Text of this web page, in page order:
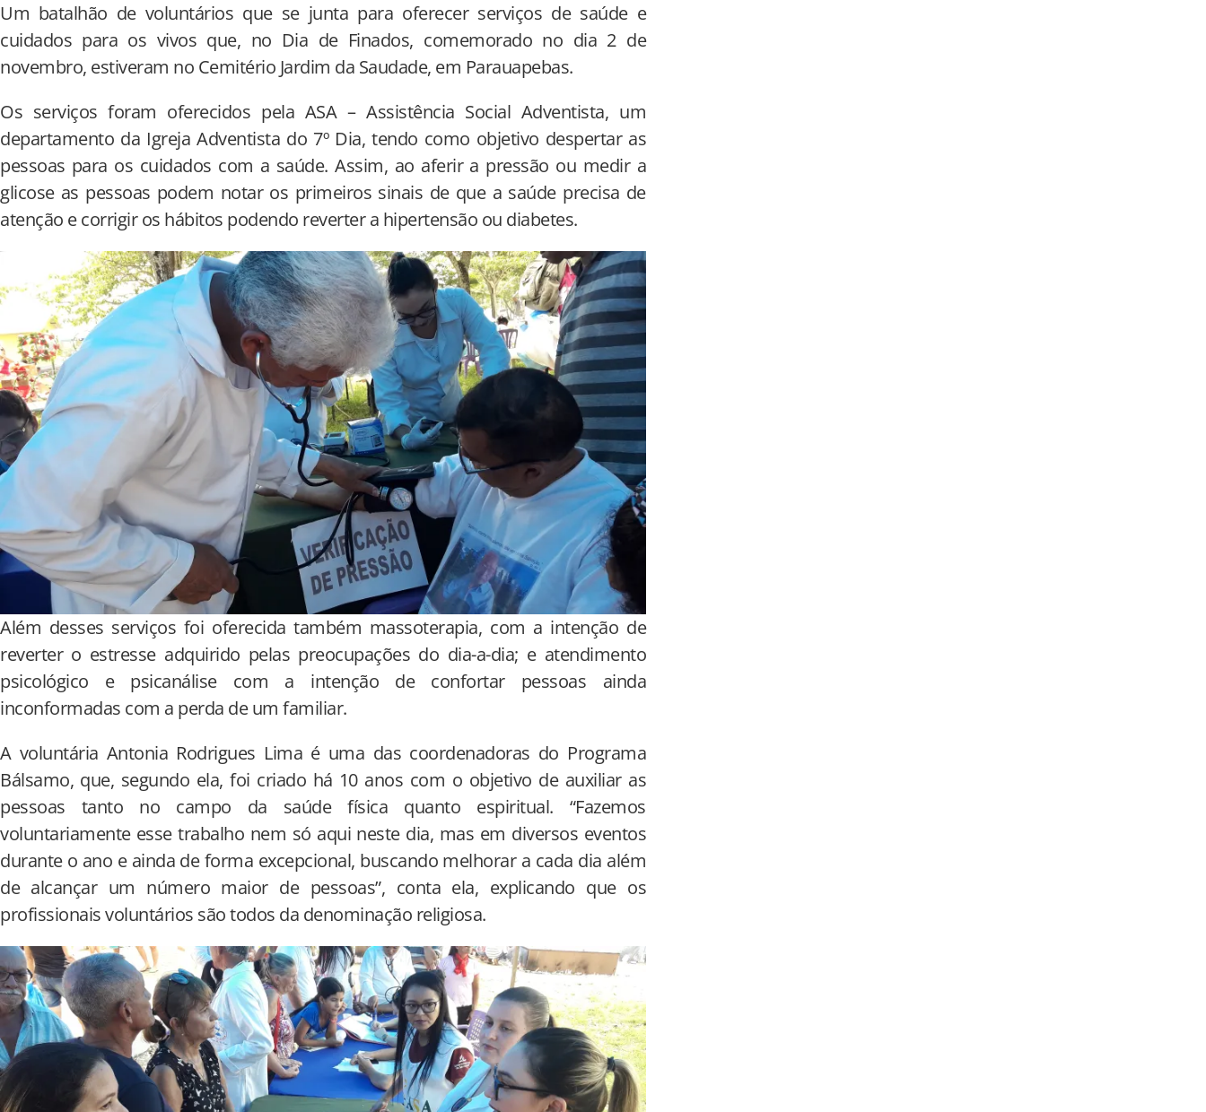
Um batalhão de voluntários que se junta para oferecer serviços de saúde e
cuidados para os vivos que, no Dia de Finados, comemorado no dia 2 de
novembro, estiveram no Cemitério Jardim da Saudade, em Parauapebas.
Os serviços foram oferecidos pela ASA – Assistência Social Adventista, um
departamento da Igreja Adventista do 7º Dia, tendo como objetivo despertar as
pessoas para os cuidados com a saúde. Assim, ao aferir a pressão ou medir a
glicose as pessoas podem notar os primeiros sinais de que a saúde precisa de
atenção e corrigir os hábitos podendo reverter a hipertensão ou diabetes.
Além desses serviços foi oferecida também massoterapia, com a intenção de
reverter o estresse adquirido pelas preocupações do dia-a-dia; e atendimento
psicológico e psicanálise com a intenção de confortar pessoas ainda
inconformadas com a perda de um familiar.
A voluntária Antonia Rodrigues Lima é uma das coordenadoras do Programa
Bálsamo, que, segundo ela, foi criado há 10 anos com o objetivo de auxiliar as
pessoas tanto no campo da saúde física quanto espiritual. “Fazemos
voluntariamente esse trabalho nem só aqui neste dia, mas em diversos eventos
durante o ano e ainda de forma excepcional, buscando melhorar a cada dia além
de alcançar um número maior de pessoas”, conta ela, explicando que os
profissionais voluntários são todos da denominação religiosa.